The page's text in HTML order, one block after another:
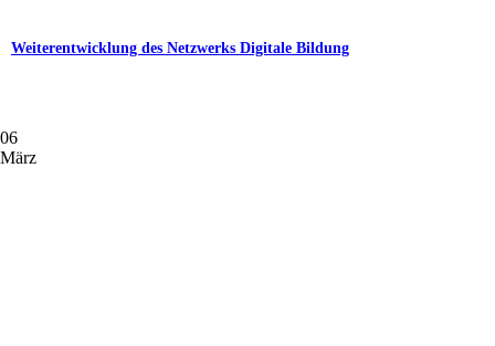
Weiterentwicklung des Netzwerks Digitale Bildung
06
März